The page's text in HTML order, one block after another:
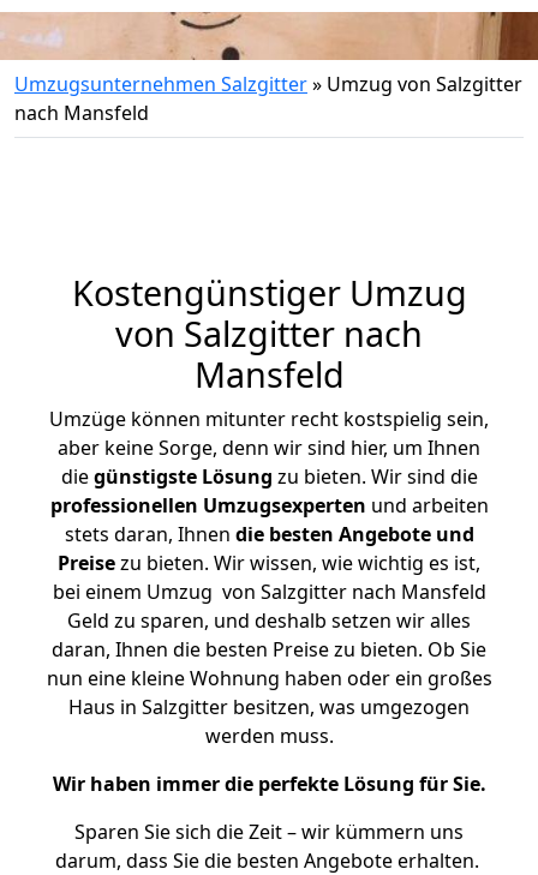
Umzugsunternehmen Salzgitter» Umzug von Salzgitter
nach Mansfeld
Kostengünstiger Umzug
von Salzgitter nach
Mansfeld
Umzüge können mitunter recht kostspielig sein,
aber keine Sorge, denn wir sind hier, um Ihnen
diegünstigste Lösung zu bieten. Wir sind die
professionellen Umzugsexperten und arbeiten
stets daran, Ihnen die besten Angebote und
Preisezu bieten. Wir wissen, wie wichtig es ist,
bei einem Umzug von Salzgitter nach Mansfeld
Geld zu sparen, und deshalb setzen wir alles
daran, Ihnen die besten Preise zu bieten. Ob Sie
nun eine kleine Wohnung haben oder ein großes
Haus in Salzgitter besitzen, was umgezogen
werden muss.
Wir haben immer die perfekte Lösung für Sie.
Sparen Sie sich die Zeit – wir kümmern uns
darum, dass Sie die besten Angebote erhalten.